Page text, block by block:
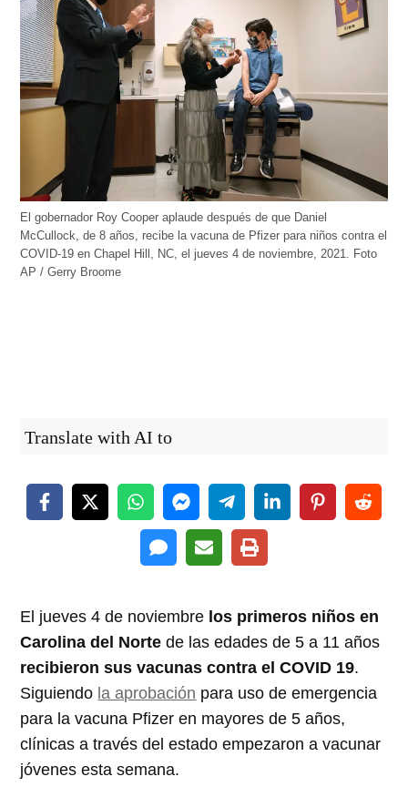
El gobernador Roy Cooper aplaude después de que Daniel
McCullock, de 8 años, recibe la vacuna de Pfizer para niños contra el
COVID-19 en Chapel Hill, NC, el jueves 4 de noviembre, 2021. Foto
AP / Gerry Broome
Translate with AI to
El jueves 4 de noviembre los primeros niños en
Carolina del Norte de las edades de 5 a 11 años
recibieron sus vacunas contra el COVID 19.
Siguiendo la aprobación para uso de emergencia
para la vacuna Pfizer en mayores de 5 años,
clínicas a través del estado empezaron a vacunar
jóvenes esta semana.